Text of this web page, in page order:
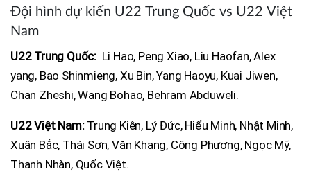
Đội hình dự kiến U22 Trung Quốc vs U22 Việt
Nam
U22 Trung Quốc: Li Hao, Peng Xiao, Liu Haofan, Alex
yang, Bao Shinmieng, Xu Bin, Yang Haoyu, Kuai Jiwen,
Chan Zheshi, Wang Bohao, Behram Abduweli.
U22 Việt Nam: Trung Kiên, Lý Đức, Hiểu Minh, Nhật Minh,
Xuân Bắc, Thái Sơn, Văn Khang, Công Phương, Ngọc Mỹ,
Thanh Nhàn, Quốc Việt.